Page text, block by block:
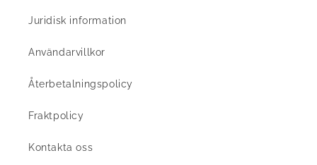
Juridisk information
Användarvillkor
Återbetalningspolicy
Fraktpolicy
Kontakta oss